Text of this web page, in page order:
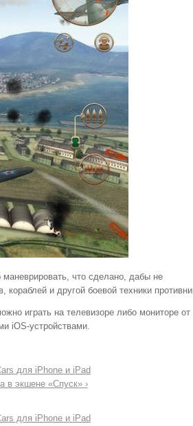
маневрировать, что сделано, дабы не
и другой боевой техники
играть на телевизоре либо мониторе от
iOS-устройствами.
для iPhone и iPad
в экшене «Спуск» ›
для iPhone и iPad